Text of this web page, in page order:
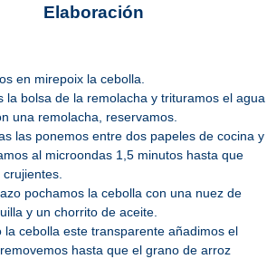
Elaboración
en mirepoix la cebolla.
la bolsa de la remolacha y trituramos el agua
una remolacha, reservamos.
las ponemos entre dos papeles de cocina y
al microondas 1,5 minutos hasta que
pochamos la cebolla con una nuez de
y un chorrito de aceite.
la cebolla este transparente añadimos el
hasta que el grano de arroz